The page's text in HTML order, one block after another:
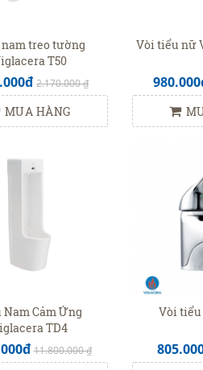
treo tường
T50
2.170.000 ₫
MUA HÀNG
Vòi tiểu nữ
Nam Cảm Ứng
TD4
11.800.000 ₫
Vòi tiểu